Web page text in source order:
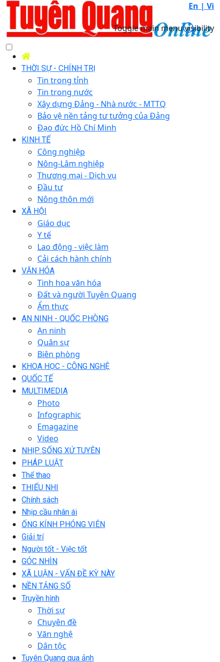
En | Vi
Toggle main menu visibility
THỜI SỰ - CHÍNH TRỊ
Tin trong tỉnh
Tin trong nước
Xây dựng Đảng - Nhà nước - MTTQ
Bảo vệ nền tảng tư tưởng của Đảng
Đạo đức Hồ Chí Minh
KINH TẾ
Công nghiệp
Nông-Lâm nghiệp
Thương mại - Dịch vụ
Đầu tư
Nông thôn mới
XÃ HỘI
Giáo dục
Y tế
Lao động - việc làm
Cải cách hành chính
VĂN HÓA
Tinh hoa văn hóa
Đất và người Tuyên Quang
Ẩm thực
AN NINH - QUỐC PHÒNG
An ninh
Quân sự
Biên phòng
KHOA HỌC - CÔNG NGHỆ
QUỐC TẾ
MULTIMEDIA
Photo
Infographic
Emagazine
Video
NHỊP SỐNG XỨ TUYÊN
PHÁP LUẬT
Thể thao
THIẾU NHI
Chính sách
Nhịp cầu nhân ái
ỐNG KÍNH PHÓNG VIÊN
Giải trí
Người tốt - Việc tốt
GÓC NHÌN
XÃ LUẬN - VẤN ĐỀ KỲ NÀY
NỀN TẢNG SỐ
Truyền hình
Thời sự
Chuyên đề
Văn nghệ
Dân tộc
Tuyên Quang qua ảnh